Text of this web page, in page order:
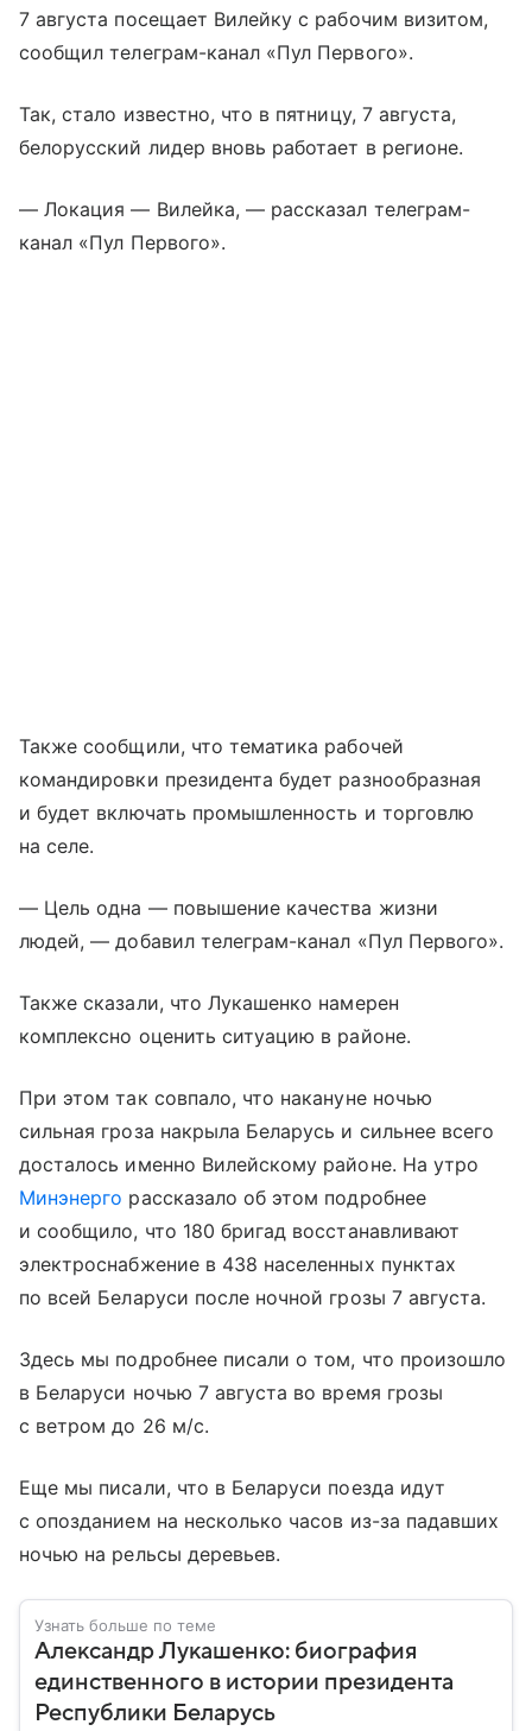
7 августа посещает Вилейку с рабочим визитом,
сообщил телеграм-канал «Пул Первого».
Так, стало известно, что в пятницу, 7 августа,
белорусский лидер вновь работает в регионе.
— Локация — Вилейка, — рассказал телеграм-
канал «Пул Первого».
Также сообщили, что тематика рабочей
командировки президента будет разнообразная
и будет включать промышленность и торговлю
на селе.
— Цель одна — повышение качества жизни
людей, — добавил телеграм-канал «Пул Первого».
Также сказали, что Лукашенко намерен
комплексно оценить ситуацию в районе.
При этом так совпало, что накануне ночью
сильная гроза накрыла Беларусь и сильнее всего
досталось именно Вилейскому районе. На утро
Минэнерго рассказало об этом подробнее
и сообщило, что 180 бригад восстанавливают
электроснабжение в 438 населенных пунктах
по всей Беларуси после ночной грозы 7 августа.
Здесь мы подробнее писали о том, что произошло
в Беларуси ночью 7 августа во время грозы
с ветром до 26 м/с.
Еще мы писали, что в Беларуси поезда идут
с опозданием на несколько часов из-за падавших
ночью на рельсы деревьев.
Узнать больше по теме
Александр Лукашенко: биография
единственного в истории президента
Республики Беларусь